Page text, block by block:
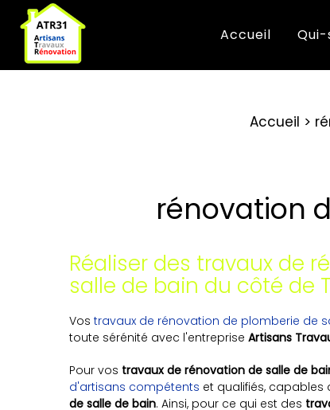
Accueil
Accueil
rénovation
Réaliser des travaux de
salle de bain du côté de
Vos travaux de rénovation de plomberie de
toute sérénité avec l'entreprise Artisans
Pour vos travaux de rénovation de salle de
d'artisans compétents et qualifiés, capables
de salle de bain. Ainsi, pour ce qui est des